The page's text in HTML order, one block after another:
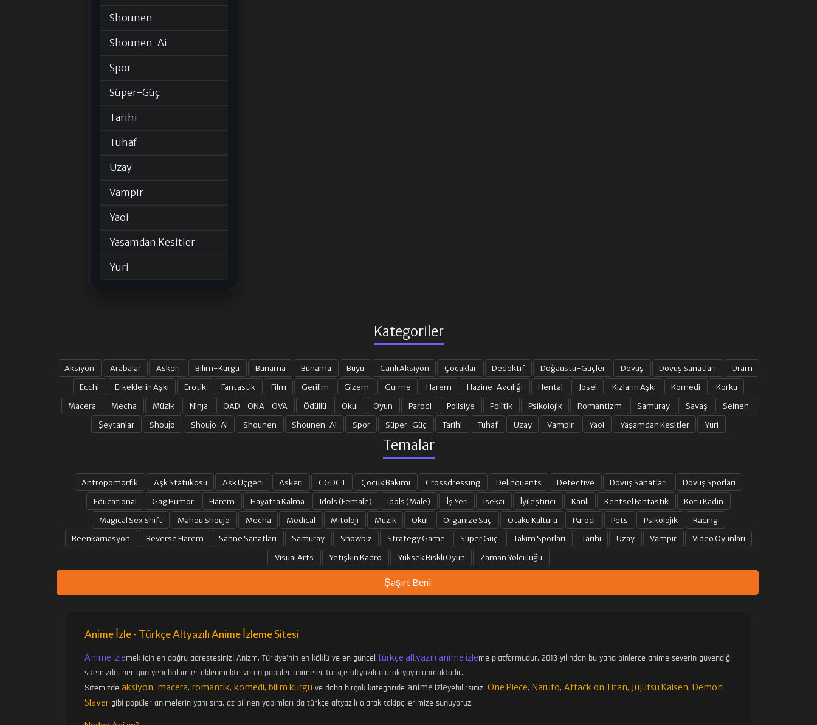
Shounen
Shounen-Ai
Spor
Süper-Güç
Tarihi
Tuhaf
Uzay
Vampir
Yaoi
Yaşamdan Kesitler
Yuri
Kategoriler
Aksiyon Arabalar Askeri Bilim-Kurgu Bunama Bunama Büyü Canlı Aksiyon Çocuklar Dedektif Doğaüstü-Güçler Dövüş Dövüş Sanatları
Dram
Ecchi
Erkeklerin Aşkı Erotik Fantastik Film Gerilim Gizem Gurme Harem Hazine-Avcılığı Hentai Josei Kızların Aşkı Komedi
Korku
Macera
Mecha Müzik Ninja OAD - ONA - OVA Ödüllü Okul Oyun Parodi Polisiye Politik Psikolojik Romantizm Samuray Savaş
Seinen
Şeytanlar
Shoujo Shoujo-Ai Shounen Shounen-Ai Spor Süper-Güç Tarihi Tuhaf Uzay Vampir Yaoi Yaşamdan Kesitler Yuri
Temalar
Antropomorfik Aşk Statükosu Aşk Üçgeni Askeri CGDCT Çocuk Bakımı Crossdressing Delinquents Detective Dövüş Sanatları
Dövüş Sporları
Educational
Gag Humor Harem Hayatta Kalma Idols (Female) Idols (Male) İş Yeri Isekai İyileştirici Kanlı Kentsel Fantastik
Kötü Kadın
Magical Sex Shift
Mahou Shoujo Mecha Medical Mitoloji Müzik Okul Organize Suç Otaku Kültürü Parodi Pets Psikolojik
Racing
Reenkarnasyon
Reverse Harem Sahne Sanatları Samuray Showbiz Strategy Game Süper Güç Takım Sporları Tarihi Uzay Vampir
Video Oyunları
Visual Arts
Yetişkin Kadro Yüksek Riskli Oyun Zaman Yolculuğu
Şaşırt Beni
Anime İzle - Türkçe Altyazılı Anime İzleme Sitesi
Anime izlemek için en doğru adrestesiniz! Anizm, Türkiye'nin en köklü ve en güncel türkçe altyazılı anime izleme platformudur. 2013 yılından bu yana binlerce anime severin güvendiği
sitemizde, her gün yeni bölümler eklenmekte ve en popüler animeler türkçe altyazılı olarak yayınlanmaktadır.
Sitemizde aksiyon, macera, romantik, komedi, bilim kurgu ve daha birçok kategoride anime izleyebilirsiniz. One Piece, Naruto, Attack on Titan, Jujutsu Kaisen, Demon
Slayergibi popüler animelerin yanı sıra, az bilinen yapımları da türkçe altyazılı olarak takipçilerimize sunuyoruz.